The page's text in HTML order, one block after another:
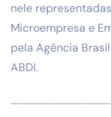
nele
Microempresa e
pela Agência
ABDI.